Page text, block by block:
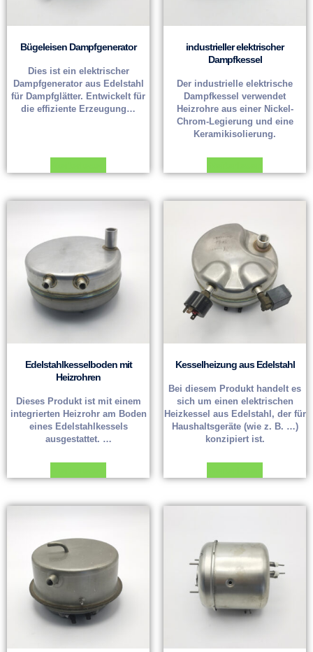
Bügeleisen Dampfgenerator
Dies ist ein elektrischer
Dampfgenerator aus Edelstahl
für Dampfglätter. Entwickelt für
die effiziente Erzeugung…
industrieller elektrischer
Dampfkessel
Der industrielle elektrische
Dampfkessel verwendet
Heizrohre aus einer Nickel-
Chrom-Legierung und eine
Keramikisolierung.
Edelstahlkesselboden mit
Heizrohren
Dieses Produkt ist mit einem
integrierten Heizrohr am Boden
eines Edelstahlkessels
ausgestattet. …
Kesselheizung aus Edelstahl
Bei diesem Produkt handelt es
sich um einen elektrischen
Heizkessel aus Edelstahl, der für
Haushaltsgeräte (wie z. B. …)
konzipiert ist.